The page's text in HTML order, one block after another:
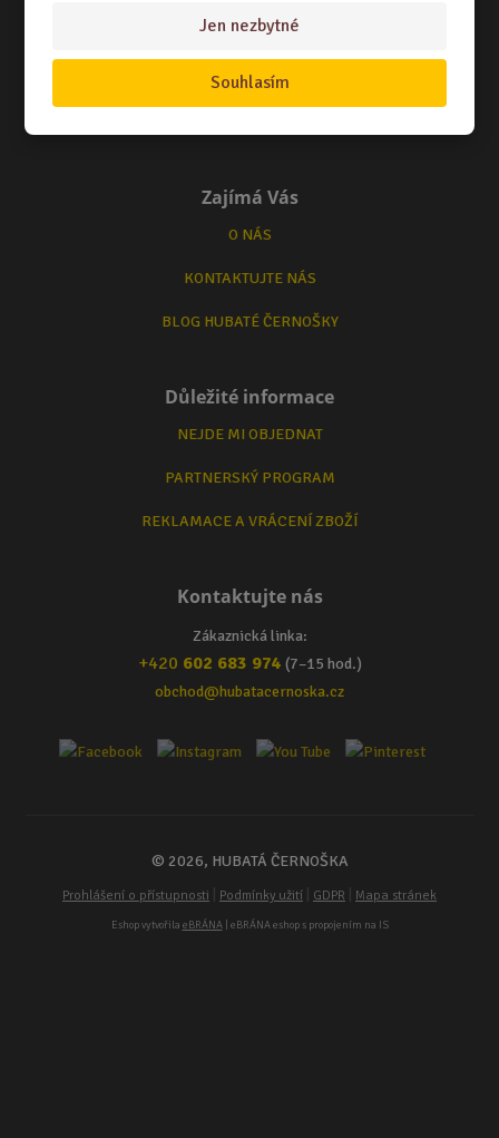
Jen nezbytné
Souhlasím
TERMÍNY ODESLÁNÍ ZBOŽÍ
ZPŮSOB DORUČENÍ
Zajímá Vás
O NÁS
KONTAKTUJTE NÁS
BLOG HUBATÉ ČERNOŠKY
Důležité informace
NEJDE MI OBJEDNAT
PARTNERSKÝ PROGRAM
REKLAMACE A VRÁCENÍ ZBOŽÍ
Kontaktujte nás
Zákaznická linka:
+420 602 683 974 (7–15 hod.)
obchod@hubatacernoska.cz
© 2026, HUBATÁ ČERNOŠKA
Prohlášení o přístupnosti Podmínky užití GDPR Mapa stránek
Eshop vytvořila eBRÁNA| eBRÁNA eshop s propojením na IS